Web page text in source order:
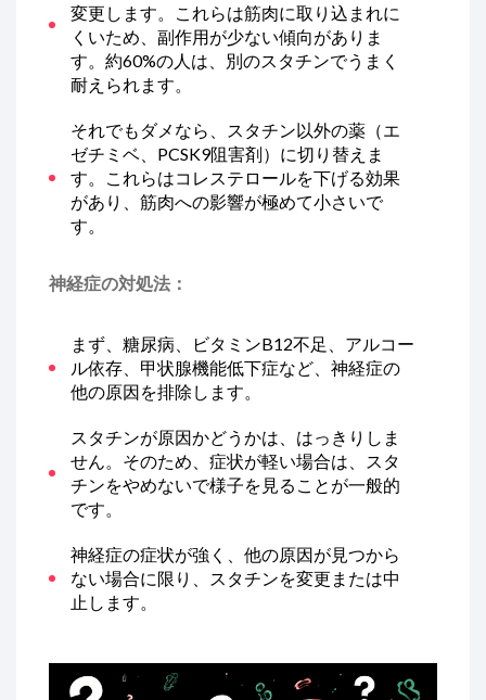
変更します。これらは筋肉に取り込まれに
くいため、副作用が少ない傾向がありま
す。約60%の人は、別のスタチンでうまく
耐えられます。
それでもダメなら、スタチン以外の薬（エ
ゼチミベ、PCSK9阻害剤）に切り替えま
す。これらはコレステロールを下げる効果
があり、筋肉への影響が極めて小さいで
す。
神経症の対処法：
まず、糖尿病、ビタミンB12不足、アルコー
ル依存、甲状腺機能低下症など、神経症の
他の原因を排除します。
スタチンが原因かどうかは、はっきりしま
せん。そのため、症状が軽い場合は、スタ
チンをやめないで様子を見ることが一般的
です。
神経症の症状が強く、他の原因が見つから
ない場合に限り、スタチンを変更または中
止します。